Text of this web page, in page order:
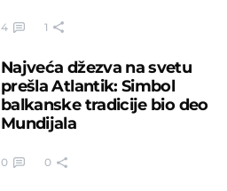
4 1
Najveća džezva na svetu
prešla Atlantik: Simbol
balkanske tradicije bio deo
Mundijala
0 0